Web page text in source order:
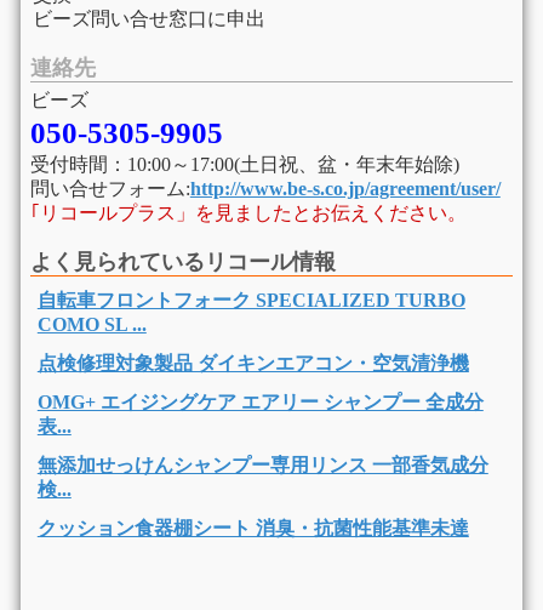
ビーズ問い合せ窓口に申出
連絡先
ビーズ
050-5305-9905
受付時間：10:00～17:00(土日祝、盆・年末年始除)
問い合せフォーム:http://www.be-s.co.jp/agreement/user/
｢リコールプラス」を見ましたとお伝えください。
よく見られているリコール情報
自転車フロントフォーク SPECIALIZED TURBO
COMO SL ...
点検修理対象製品 ダイキンエアコン・空気清浄機
OMG+ エイジングケア エアリー シャンプー 全成分
表...
無添加せっけんシャンプー専用リンス 一部香気成分
検...
クッション食器棚シート 消臭・抗菌性能基準未達